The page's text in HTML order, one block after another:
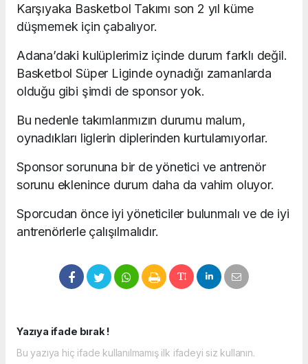
Karşıyaka Basketbol Takımı son 2 yıl küme
düşmemek için çabalıyor.
Adana’daki kulüplerimiz içinde durum farklı değil.
Basketbol Süper Liginde oynadığı zamanlarda
olduğu gibi şimdi de sponsor yok.
Bu nedenle takımlarımızın durumu malum,
oynadıkları liglerin diplerinden kurtulamıyorlar.
Sponsor sorununa bir de yönetici ve antrenör
sorunu eklenince durum daha da vahim oluyor.
Sporcudan önce iyi yöneticiler bulunmalı ve de iyi
antrenörlerle çalışılmalıdır.
Yazıya ifade bırak !
Bu yazıya hiç ifade kullanılmamış ilk ifadeyi siz kullanın.